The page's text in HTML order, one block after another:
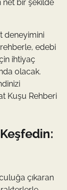
net bir şekilde
deneyimini
edebi
ihtiyaç
olacak.
Kuşu Rehberi
çıkaran